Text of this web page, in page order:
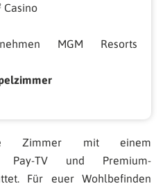
Casino
MGM Resorts
Zimmer mit einem
Pay-TV und Premium-
Für euer Wohlbefinden